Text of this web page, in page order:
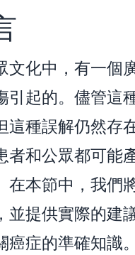
文化中，有一個
引起的。儘管這
這種誤解仍然存
者和公眾都可能
在本節中，我們
並提供實際的建
癌症的準確知識。